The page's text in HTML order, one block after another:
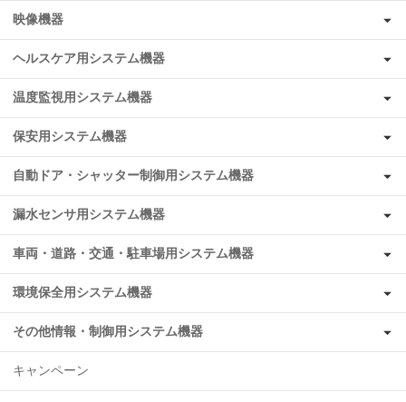
映像機器
ヘルスケア用システム機器
温度監視用システム機器
保安用システム機器
自動ドア・シャッター制御用システム機器
漏水センサ用システム機器
車両・道路・交通・駐車場用システム機器
環境保全用システム機器
その他情報・制御用システム機器
キャンペーン